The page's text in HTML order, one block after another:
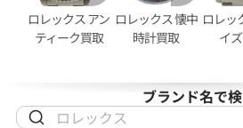
ロレックス アン
ティーク買取
ロレックス 懐中
時計買取
ロレッ
イ
ブランド名で